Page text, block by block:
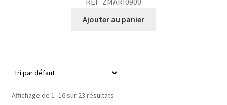
Ajouter au panier
Affichage de 1–16 sur 23 résultats